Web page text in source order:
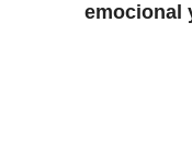
emocional